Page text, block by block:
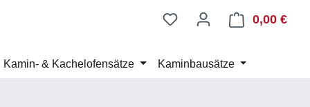
0,00 €
Kamin- & Kachelofensätze Kaminbausätze